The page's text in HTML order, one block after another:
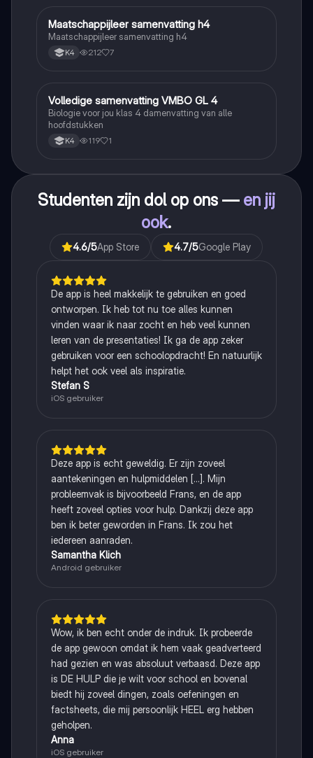
Maatschappijleer
Maatschappijleer samenvatting h4
Maatschappijleer samenvatting h4
K4 212 7
Biologie
Volledige samenvatting VMBO GL 4
Biologie voor jou klas 4 damenvatting van alle
hoofdstukken
K4 119 1
Studenten zijn dol op ons — en jij
ook.
4.6/5App Store 4.7/5Google Play
De app is heel makkelijk te gebruiken en goed
ontworpen. Ik heb tot nu toe alles kunnen
vinden waar ik naar zocht en heb veel kunnen
leren van de presentaties! Ik ga de app zeker
gebruiken voor een schoolopdracht! En natuurlijk
helpt het ook veel als inspiratie.
Stefan S
iOS gebruiker
Deze app is echt geweldig. Er zijn zoveel
aantekeningen en hulpmiddelen [...]. Mijn
probleemvak is bijvoorbeeld Frans, en de app
heeft zoveel opties voor hulp. Dankzij deze app
ben ik beter geworden in Frans. Ik zou het
iedereen aanraden.
Samantha Klich
Android gebruiker
Wow, ik ben echt onder de indruk. Ik probeerde
de app gewoon omdat ik hem vaak geadverteerd
had gezien en was absoluut verbaasd. Deze app
is DE HULP die je wilt voor school en bovenal
biedt hij zoveel dingen, zoals oefeningen en
factsheets, die mij persoonlijk HEEL erg hebben
geholpen.
Anna
iOS gebruiker